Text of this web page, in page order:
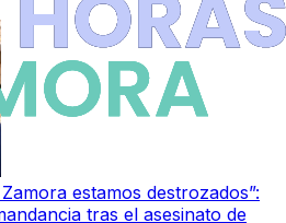
estamos destrozados”:
tras el asesinato de